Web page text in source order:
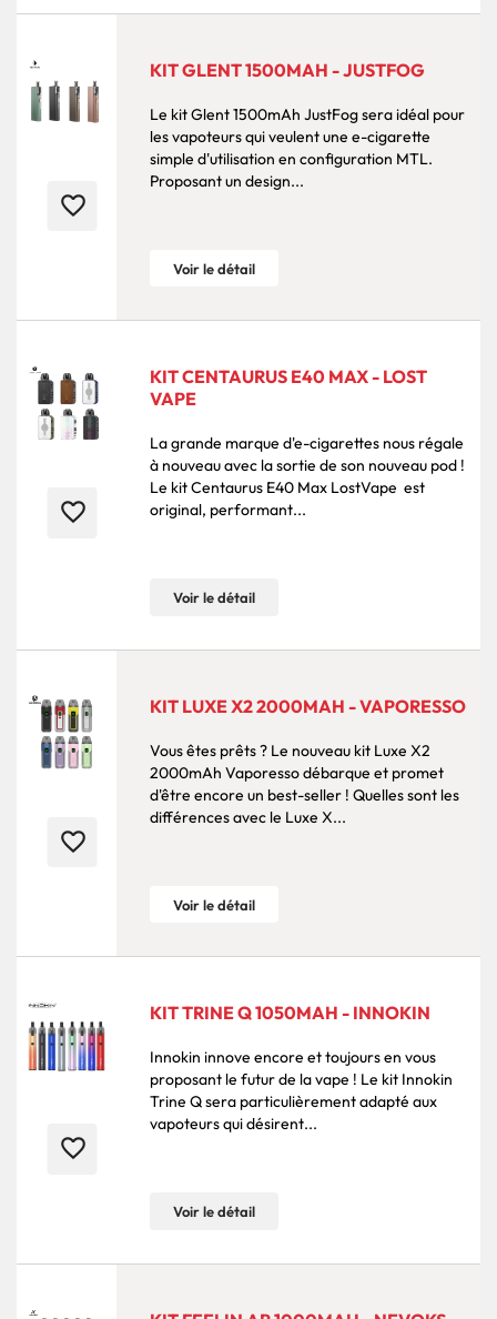
favorite_border
KIT GLENT 1500MAH - JUSTFOG
Le kit Glent 1500mAh JustFog sera idéal pour
les vapoteurs qui veulent une e-cigarette
simple d'utilisation en configuration MTL.
Proposant un design...
Voir le détail
favorite_border
KIT CENTAURUS E40 MAX - LOST
VAPE
La grande marque d'e-cigarettes nous régale
à nouveau avec la sortie de son nouveau pod !
Le kit Centaurus E40 Max LostVape est
original, performant...
Voir le détail
favorite_border
KIT LUXE X2 2000MAH - VAPORESSO
Vous êtes prêts ? Le nouveau kit Luxe X2
2000mAh Vaporesso débarque et promet
d'être encore un best-seller ! Quelles sont les
différences avec le Luxe X...
Voir le détail
favorite_border
KIT TRINE Q 1050MAH - INNOKIN
Innokin innove encore et toujours en vous
proposant le futur de la vape ! Le kit Innokin
Trine Q sera particulièrement adapté aux
vapoteurs qui désirent...
Voir le détail